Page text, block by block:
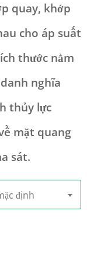
quay, khớp
cho áp suất
thước nằm
nghĩa
thủy lực
mặt quang
sát.
định